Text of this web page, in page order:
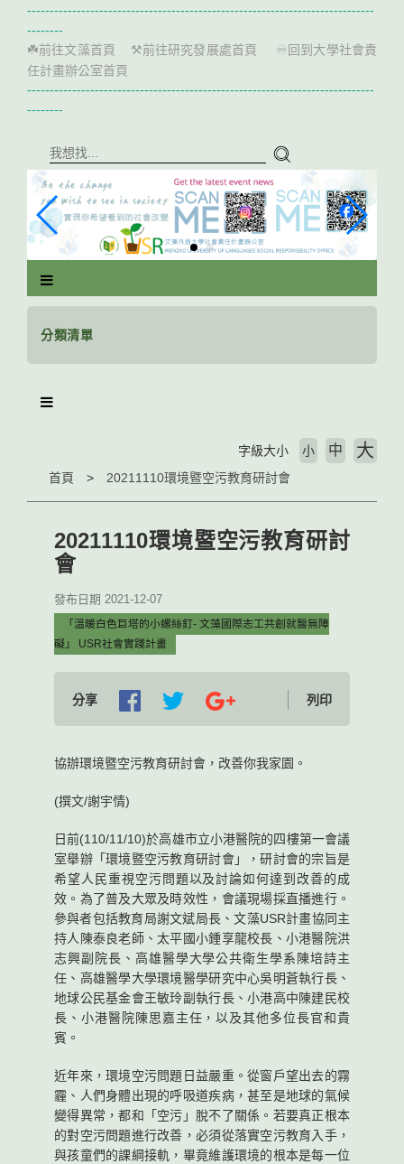
-----------------------------------------------------------------------------
--------
☘️前往文藻首頁 ⚒️前往研究發展處首頁 ♾️ 回到大學社會責
任計畫辦公室首頁
-----------------------------------------------------------------------------
--------
分類清單
首頁 20211110環境暨空污教育研討會
字級大小 小 中 大
20211110環境暨空污教育研討
會
發布日期 2021-12-07
「溫暖白色巨塔的小螺絲釘- 文藻國際志工共創就醫無障
礙」 USR社會實踐計畫
分享 列印
協辦環境暨空污教育研討會，改善你我家園。
(撰文/謝宇情)
日前(110/11/10)於高雄市立小港醫院的四樓第一會議
室舉辦「環境暨空污教育研討會」，研討會的宗旨是
希望人民重視空污問題以及討論如何達到改善的成
效。為了普及大眾及時效性，會議現場採直播進行。
參與者包括教育局謝文斌局長、文藻USR計畫協同主
持人陳泰良老師、太平國小鍾享龍校長、小港醫院洪
志興副院長、高雄醫學大學公共衛生學系陳培詩主
任、高雄醫學大學環境醫學研究中心吳明蒼執行長、
地球公民基金會王敏玲副執行長、小港高中陳建民校
長、小港醫院陳思嘉主任，以及其他多位長官和貴
賓。
近年來，環境空污問題日益嚴重。從窗戶望出去的霧
霾、人們身體出現的呼吸道疾病，甚至是地球的氣候
變得異常，都和「空污」脫不了關係。若要真正根本
的對空污問題進行改善，必須從落實空污教育入手，
與孩童們的課綱接軌，畢竟維護環境的根本是每一位